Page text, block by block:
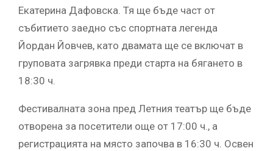
Екатерина Дафовска. Тя ще бъде част от
събитието заедно със спортната легенда
Йордан Йовчев, като двамата ще се включат в
груповата загрявка преди старта на бягането в
18:30 ч.
Фестивалната зона пред Летния театър ще бъде
отворена за посетители още от 17:00 ч., а
регистрацията на място започва в 16:30 ч. Освен